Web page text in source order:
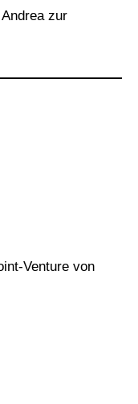
zur
Venture von